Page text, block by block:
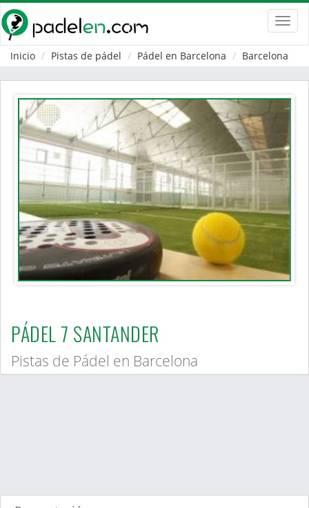
Inicio
Pistas de pádel Pádel en Barcelona Barcelona
PÁDEL 7 SANTANDER
Pistas de Pádel en Barcelona